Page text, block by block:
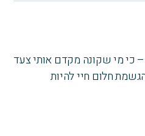
כי מי שקונה מקדם אותי צעד
חלום חיי להיות